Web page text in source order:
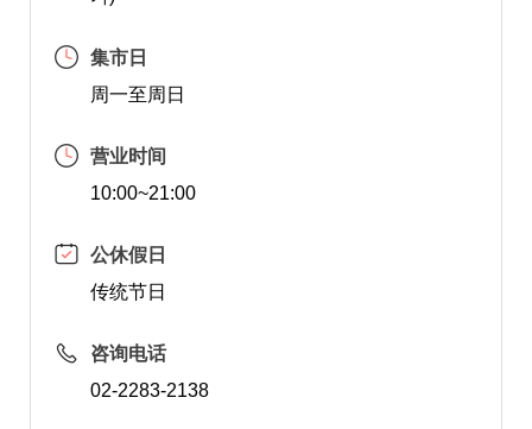
集市日
周一至周日
营业时间
10:00~21:00
公休假日
传统节日
咨询电话
02-2283-2138